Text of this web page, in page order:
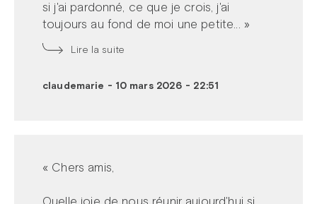
si j'ai pardonné, ce que je crois, j'ai
toujours au fond de moi une petite... »
Lire la suite
claudemarie - 10 mars 2026 - 22:51
« Chers amis,
Quelle joie de nous réunir aujourd'hui si